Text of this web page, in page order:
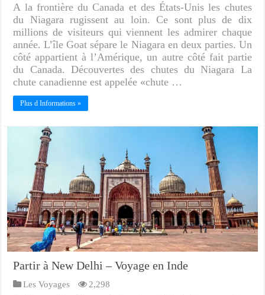
A la frontière du Canada et des États-Unis les chutes
du Niagara rugissent au loin. Ce sont plus de dix
millions de visiteurs qui viennent les admirer chaque
année. L’île Goat sépare le Niagara en deux parties. Un
côté appartient à l’Amérique, un autre côté fait partie
du Canada. Découvertes des chutes du Niagara La
chute canadienne est appelée «chute …
Plus d Informations »
Partir à New Delhi – Voyage en Inde
Les Voyages 2,298